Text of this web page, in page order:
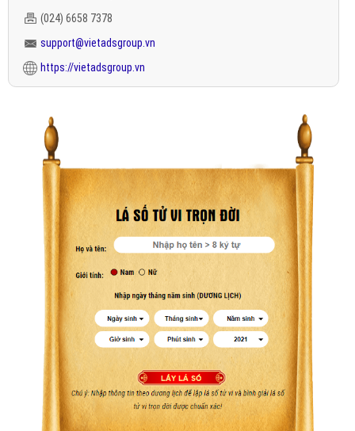
(024) 6658 7378
support@vietadsgroup.vn
https://vietadsgroup.vn